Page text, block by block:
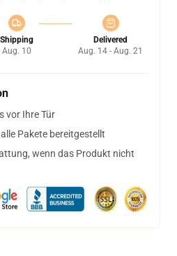
Shipping
Aug. 10
Delivered
Aug. 14 - Aug. 21
vor Ihre Tür
Pakete bereitgestellt
wenn das Produkt nicht